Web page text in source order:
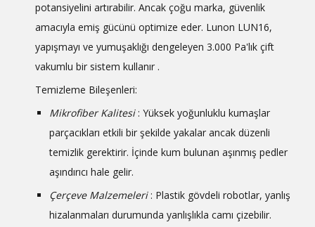
potansiyelini artırabilir. Ancak çoğu marka, güvenlik
amacıyla emiş gücünü optimize eder. Lunon LUN16,
yapışmayı ve yumuşaklığı dengeleyen 3.000 Pa'lık çift
vakumlu bir sistem kullanır .
Temizleme Bileşenleri:
Mikrofiber Kalitesi : Yüksek yoğunluklu kumaşlar
parçacıkları etkili bir şekilde yakalar ancak düzenli
temizlik gerektirir. İçinde kum bulunan aşınmış pedler
aşındırıcı hale gelir.
Çerçeve Malzemeleri : Plastik gövdeli robotlar, yanlış
hizalanmaları durumunda yanlışlıkla camı çizebilir.